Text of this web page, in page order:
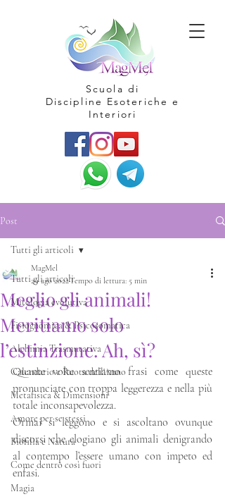
Scuola di
Discipline Esoteriche e
Interiori
Post
Tutti gli articoli
Mitologia evolutiva
Fisiognomica & Psicosomatica
Alchimia Trasmutativa
Calendario e Ruota dell'Anno
Metafisica & Dimensioni
Amore per se stessi
Biofilia e Natura
Come dentro così fuori
Magia
Tutti gli articoli
Meglio gli animali!
Meritiamo solo
l’estinzione. Ah, sì?
MagMel
29 ago 2022Tempo di lettura: 5 min
Quante volte sentiamo frasi come queste
pronunciate con troppa leggerezza e nella più
totale inconsapevolezza.
Ormai si leggono e si ascoltano ovunque
discorsi che elogiano gli animali denigrando
al contempo l’essere umano con impeto ed
enfasi.